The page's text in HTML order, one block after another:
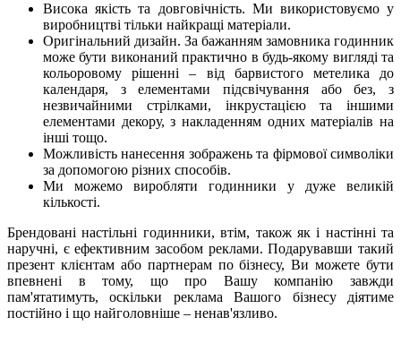
Висока якість та довговічність. Ми використовуємо у
виробництві тільки найкращі матеріали.
Оригінальний дизайн. За бажанням замовника годинник
може бути виконаний практично в будь-якому вигляді та
кольоровому рішенні – від барвистого метелика до
календаря, з елементами підсвічування або без, з
незвичайними стрілками, інкрустацією та іншими
елементами декору, з накладенням одних матеріалів на
інші тощо.
Можливість нанесення зображень та фірмової символіки
за допомогою різних способів.
Ми можемо виробляти годинники у дуже великій
кількості.
Брендовані настільні годинники, втім, також як і настінні та
наручні, є ефективним засобом реклами. Подарувавши такий
презент клієнтам або партнерам по бізнесу, Ви можете бути
впевнені в тому, що про Вашу компанію завжди
пам'ятатимуть, оскільки реклама Вашого бізнесу діятиме
постійно і що найголовніше – ненав'язливо.